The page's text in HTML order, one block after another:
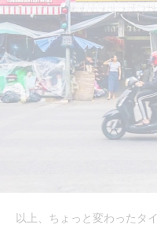
以上、ちょっと変わったタ